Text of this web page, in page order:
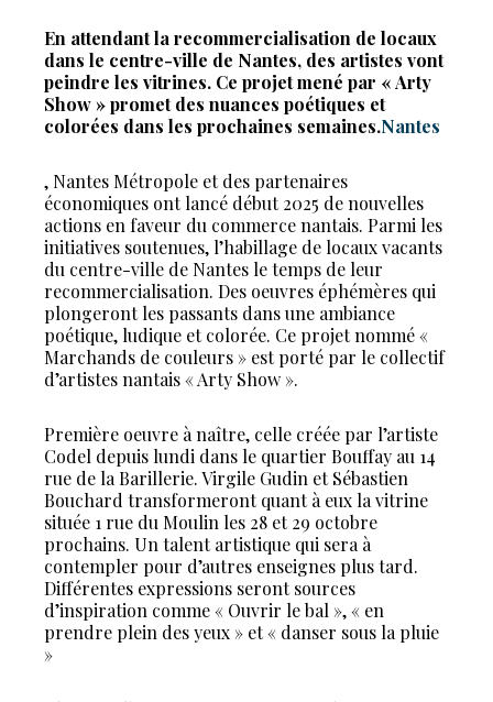
En attendant la recommercialisation de locaux
dans le centre-ville de Nantes, des artistes vont
peindre les vitrines. Ce projet mené par « Arty
Show » promet des nuances poétiques et
colorées dans les prochaines semaines.Nantes
, Nantes Métropole et des partenaires
économiques ont lancé début 2025 de nouvelles
actions en faveur du commerce nantais. Parmi les
initiatives soutenues, l’habillage de locaux vacants
du centre-ville de Nantes le temps de leur
recommercialisation. Des oeuvres éphémères qui
plongeront les passants dans une ambiance
poétique, ludique et colorée. Ce projet nommé «
Marchands de couleurs » est porté par le collectif
d’artistes nantais « Arty Show ».
Première oeuvre à naître, celle créée par l’artiste
Codel depuis lundi dans le quartier Bouffay au 14
rue de la Barillerie. Virgile Gudin et Sébastien
Bouchard transformeront quant à eux la vitrine
située 1 rue du Moulin les 28 et 29 octobre
prochains. Un talent artistique qui sera à
contempler pour d’autres enseignes plus tard.
Différentes expressions seront sources
d’inspiration comme « Ouvrir le bal », « en
prendre plein des yeux » et « danser sous la pluie
»